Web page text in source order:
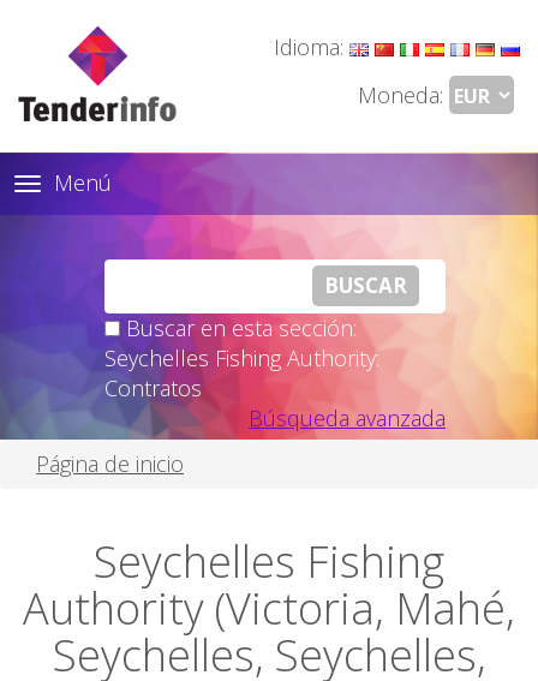
Idioma:
Moneda:
Toggle
navigation
Menú
Buscar en esta sección:
Seychelles Fishing Authority:
Contratos
Búsqueda avanzada
Página de inicio
Seychelles Fishing
Authority (Victoria, Mahé,
Seychelles, Seychelles,